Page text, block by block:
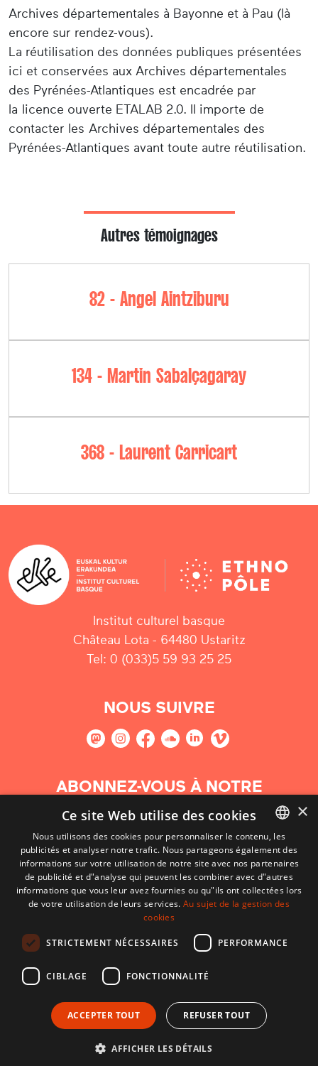
Archives départementales à Bayonne et à Pau (là
encore sur rendez-vous).
La réutilisation des données publiques présentées
ici et conservées aux Archives départementales
des Pyrénées-Atlantiques est encadrée par
la licence ouverte ETALAB 2.0. Il importe de
contacter les Archives départementales des
Pyrénées-Atlantiques avant toute autre réutilisation.
Autres témoignages
82 - Angel Aintziburu
134 - Martin Sabalçagaray
368 - Laurent Carricart
Institut culturel basque
Château Lota - 64480 Ustaritz
Tel: 0 (033)5 59 93 25 25
NOUS SUIVRE
ABONNEZ-VOUS À NOTRE
NEWSLETTER
S'abonner
CONDITIONS D'UTILISATION
Développé par CodeSyntax. CMS :
BASQUE
FRENCH
×
Ce site Web utilise des cookies
Nous utilisons des cookies pour personnaliser le contenu, les
publicités et analyser notre trafic. Nous partageons également des
informations sur votre utilisation de notre site avec nos partenaires
de publicité et d"analyse qui peuvent les combiner avec d"autres
informations que vous leur avez fournies ou qu"ils ont collectées lors
de votre utilisation de leurs services.Au sujet de la gestion des
cookies
STRICTEMENT NÉCESSAIRES PERFORMANCE
CIBLAGE FONCTIONNALITÉ
ACCEPTER TOUT REFUSER TOUT
AFFICHER LES DÉTAILS